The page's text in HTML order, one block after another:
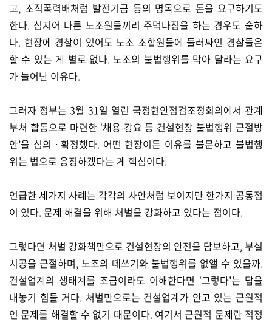
고, 조직폭력배처럼 발전기금 등의 명목으로 돈을 요구하기도
한다. 심지어 다른 노조원들끼리 주먹다짐을 하는 경우도 숱하
다. 현장에 경찰이 있어도 노조 조합원들에 둘러싸인 경찰들은
할 수 있는 게 별로 없다. 노조의 불법행위를 막아 달라는 요구
가 늘어난 이유다.
그러자 정부는 3월 31일 열린 국정현안점검조정회의에서 관계
부처 합동으로 마련한 ‘채용 강요 등 건설현장 불법행위 근절방
안’을 심의ㆍ확정했다. 어떤 현장이든 이유를 불문하고 불법행
위는 법으로 응징하겠다는 게 핵심이다.
언급한 세가지 사례는 각각의 사안처럼 보이지만 한가지 공통점
이 있다. 문제 해결을 위해 처벌을 강화하고 있다는 점이다.
그렇다면 처벌 강화책만으로 건설현장의 안전을 담보하고, 부실
시공을 근절하며, 노조의 떼쓰기와 불법행위를 없앨 수 있을까.
건설업계의 생태계를 조금이라도 이해한다면 ‘그렇다’는 답을
내놓기 힘들 거다. 처벌만으로는 건설업계가 안고 있는 근원적
인 문제를 해결할 수 없기 때문이다. 여기서 근원적 문제란 적정